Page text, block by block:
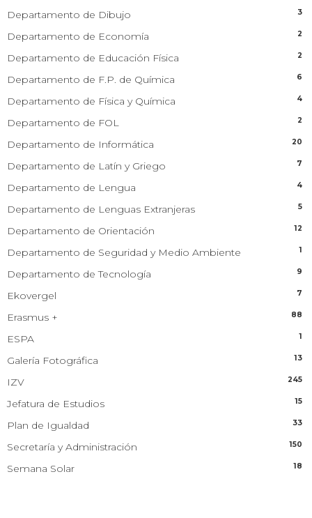
Departamento de Dibujo 3
Departamento de Economía 2
Departamento de Educación Física 2
Departamento de F.P. de Química 6
Departamento de Física y Química 4
Departamento de FOL 2
Departamento de Informática 20
Departamento de Latín y Griego 7
Departamento de Lengua 4
Departamento de Lenguas Extranjeras 5
Departamento de Orientación 12
Departamento de Seguridad y Medio Ambiente 1
Departamento de Tecnología 9
Ekovergel 7
Erasmus + 88
ESPA 1
Galería Fotográfica 13
IZV 245
Jefatura de Estudios 15
Plan de Igualdad 33
Secretaría y Administración 150
Semana Solar 18